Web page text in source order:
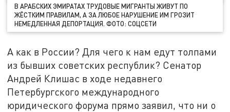
В АРАБСКИХ ЭМИРАТАХ ТРУДОВЫЕ МИГРАНТЫ ЖИВУТ ПО
ЖЁСТКИМ ПРАВИЛАМ, А ЗА ЛЮБОЕ НАРУШЕНИЕ ИМ ГРОЗИТ
НЕМЕДЛЕННАЯ ДЕПОРТАЦИЯ. ФОТО: СОЦСЕТИ
А как в России? Для чего к нам едут толпами
из бывших советских республик? Сенатор
Андрей Клишас в ходе недавнего
Петербургского международного
юридического форума прямо заявил, что ни о